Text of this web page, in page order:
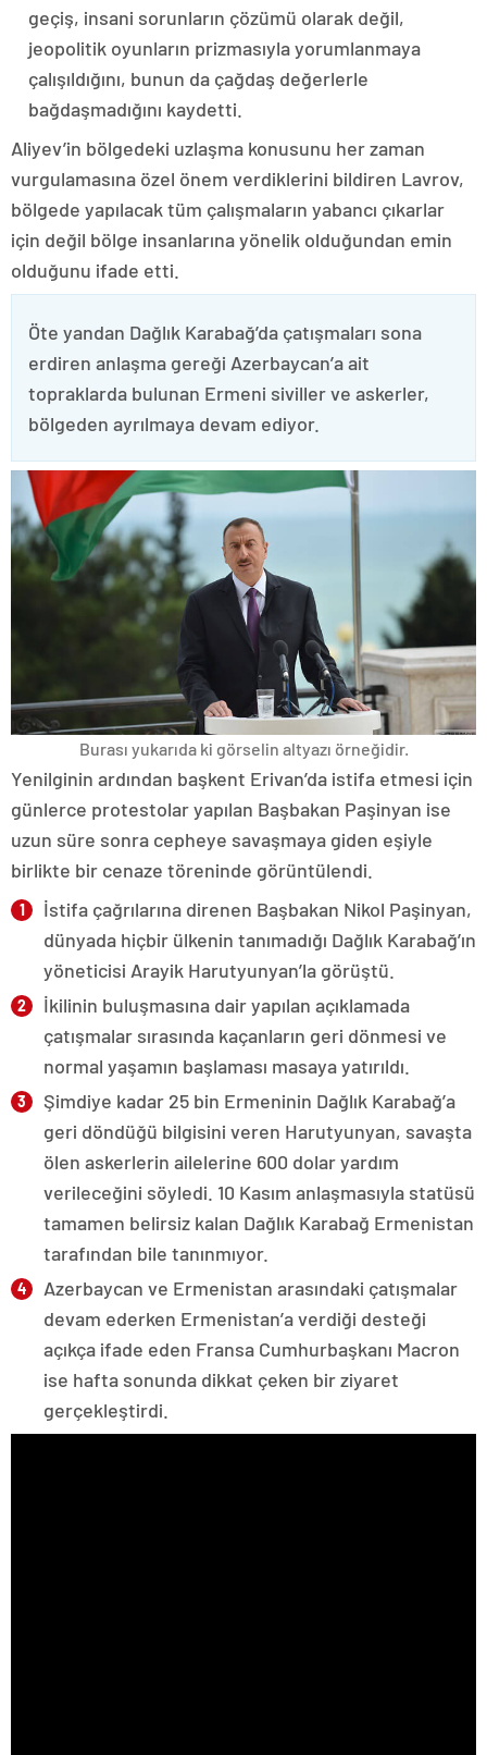
geçiş, insani sorunların çözümü olarak değil,
jeopolitik oyunların prizmasıyla yorumlanmaya
çalışıldığını, bunun da çağdaş değerlerle
bağdaşmadığını kaydetti.
Aliyev’in bölgedeki uzlaşma konusunu her zaman
vurgulamasına özel önem verdiklerini bildiren Lavrov,
bölgede yapılacak tüm çalışmaların yabancı çıkarlar
için değil bölge insanlarına yönelik olduğundan emin
olduğunu ifade etti.
Öte yandan Dağlık Karabağ’da çatışmaları sona
erdiren anlaşma gereği Azerbaycan’a ait
topraklarda bulunan Ermeni siviller ve askerler,
bölgeden ayrılmaya devam ediyor.
Burası yukarıda ki görselin altyazı örneğidir.
Yenilginin ardından başkent Erivan’da istifa etmesi için
günlerce protestolar yapılan Başbakan Paşinyan ise
uzun süre sonra cepheye savaşmaya giden eşiyle
birlikte bir cenaze töreninde görüntülendi.
İstifa çağrılarına direnen Başbakan Nikol Paşinyan,
dünyada hiçbir ülkenin tanımadığı Dağlık Karabağ’ın
yöneticisi Arayik Harutyunyan’la görüştü.
İkilinin buluşmasına dair yapılan açıklamada
çatışmalar sırasında kaçanların geri dönmesi ve
normal yaşamın başlaması masaya yatırıldı.
Şimdiye kadar 25 bin Ermeninin Dağlık Karabağ’a
geri döndüğü bilgisini veren Harutyunyan, savaşta
ölen askerlerin ailelerine 600 dolar yardım
verileceğini söyledi. 10 Kasım anlaşmasıyla statüsü
tamamen belirsiz kalan Dağlık Karabağ Ermenistan
tarafından bile tanınmıyor.
Azerbaycan ve Ermenistan arasındaki çatışmalar
devam ederken Ermenistan’a verdiği desteği
açıkça ifade eden Fransa Cumhurbaşkanı Macron
ise hafta sonunda dikkat çeken bir ziyaret
gerçekleştirdi.